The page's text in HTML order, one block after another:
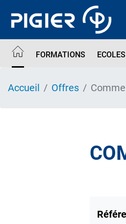
contenu
FORMATIONS ECOLES
Accueil Offres